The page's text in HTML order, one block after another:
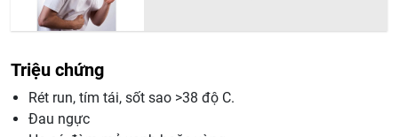
Triệu chứng
Rét run, tím tái, sốt sao >38 độ C.
Đau ngực